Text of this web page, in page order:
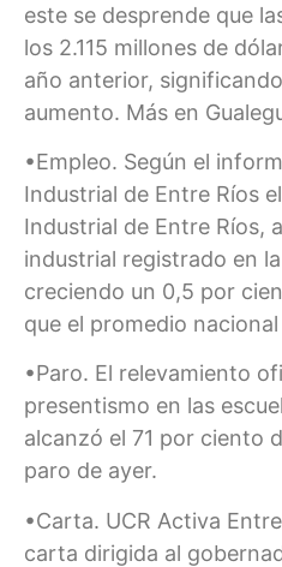
este se desprende que
los 2.115 millones de
año anterior,
aumento. Más en
•Empleo. Según el
Industrial de Entre Ríos
Industrial de Entre Ríos,
industrial registrado en
creciendo un 0,5 por
que el promedio
•Paro. El relevamiento
presentismo en las
alcanzó el 71 por ciento
paro de ayer.
•Carta. UCR Activa
carta dirigida al